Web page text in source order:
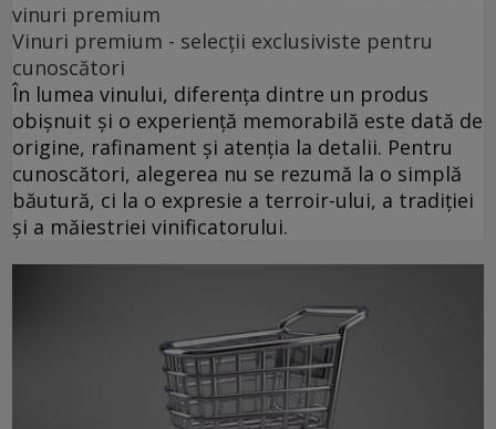
vinuri premium
Vinuri premium - selecții exclusiviste pentru
cunoscători
În lumea vinului, diferența dintre un produs
obișnuit și o experiență memorabilă este dată de
origine, rafinament și atenția la detalii. Pentru
cunoscători, alegerea nu se rezumă la o simplă
băutură, ci la o expresie a terroir-ului, a tradiției
și a măiestriei vinificatorului.